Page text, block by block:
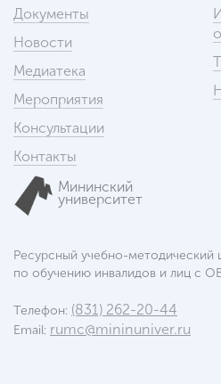
Документы
Новости
Медиатека
Мероприятия
Консультации
Контакты
Мининский
университет
Ресурсный учебно-методический
по обучению инвалидов и лиц с
Телефон: (831) 262-20-44
Email: rumc@mininuniver.ru